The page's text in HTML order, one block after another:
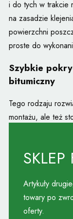
i do tych w trakcie
na zasadzie
powierzchni
proste do
Szybkie
bitumiczny
Tego rodzaju
montażu, ale też
trwały i nie
go stosować na
docinając
i wzoru sprawia,
pokrycie.
sześciokąt.
czterech kolorach
SKLEP
Artykuły
towary po
oferty.